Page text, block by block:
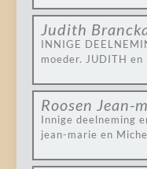
Judith
INNIGE
moeder. JUDITH en
Roosen Jean-
Innige deelneming
jean-marie en